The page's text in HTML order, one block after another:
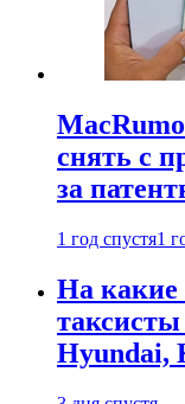
снять с
за
1 год спустя1
На какие
Hyundai,